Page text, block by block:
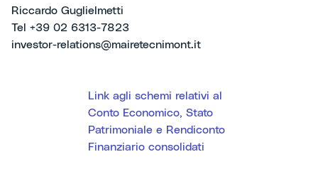
Riccardo Guglielmetti
Tel +39 02 6313-7823
investor-relations@mairetecnimont.it
Link agli schemi relativi al
Conto Economico, Stato
Patrimoniale e Rendiconto
Finanziario consolidati